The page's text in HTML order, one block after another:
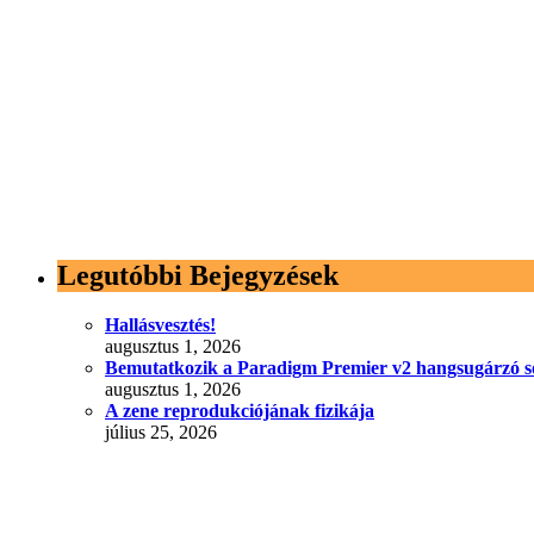
Legutóbbi Bejegyzések
Hallásvesztés!
augusztus 1, 2026
Bemutatkozik a Paradigm Premier v2 hangsugárzó
augusztus 1, 2026
A zene reprodukciójának fizikája
július 25, 2026